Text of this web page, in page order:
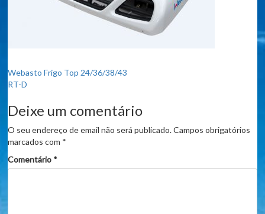
Navegação
artigos
Webasto Frigo Top 24/36/38/43
RT-D
Deixe um comentário
O seu endereço de email não será publicado. Campos obrigatórios
marcados com *
Comentário *